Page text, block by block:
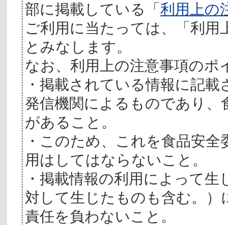
部に掲載している「利用上の
ご利用に当たっては、「利
とみなします。
なお、利用上の注意事項の
・掲載されている情報に記
発信機関によるものであり、
があること。
・このため、これを食品安
用はしてはならないこと。
・掲載情報の利用によって
対して生じたものも含む。
責任を負わないこと。